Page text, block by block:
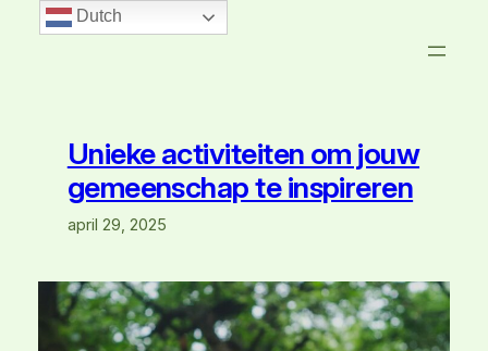
Unieke activiteiten om jouw
gemeenschap te inspireren
april 29, 2025
Dutch